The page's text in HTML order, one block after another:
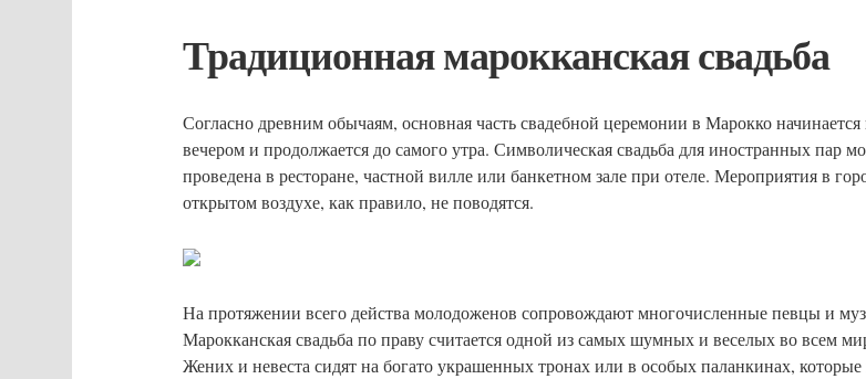
Традиционная марокканская свадьба
Согласно древним обычаям, основная часть свадебной церемонии в Марокко начинается
вечером и продолжается до самого утра. Символическая свадьба для иностранных пар
проведена в ресторане, частной вилле или банкетном зале при отеле. Мероприятия в
открытом воздухе, как правило, не поводятся.
На протяжении всего действа молодоженов сопровождают многочисленные певцы и
Марокканская свадьба по праву считается одной из самых шумных и веселых во всем
Жених и невеста сидят на богато украшенных тронах или в особых паланкинах, которые